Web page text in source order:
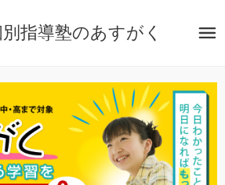
指導塾のあすがく